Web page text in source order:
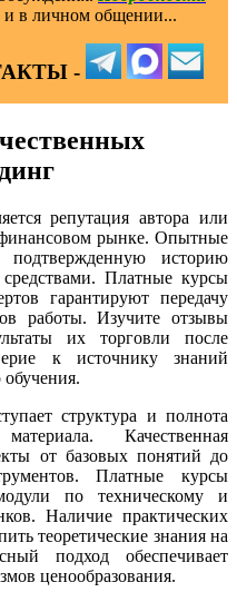
и в личном общении...
-
репутация автора или
рынке. Опытные
подтвержденную историю
Платные курсы
гарантируют передачу
работы. Изучите отзывы
их торговли после
к источнику знаний
структура и полнота
Качественная
от базовых понятий до
Платные курсы
по техническому и
Наличие практических
теоретические знания на
подход обеспечивает
ценообразования.